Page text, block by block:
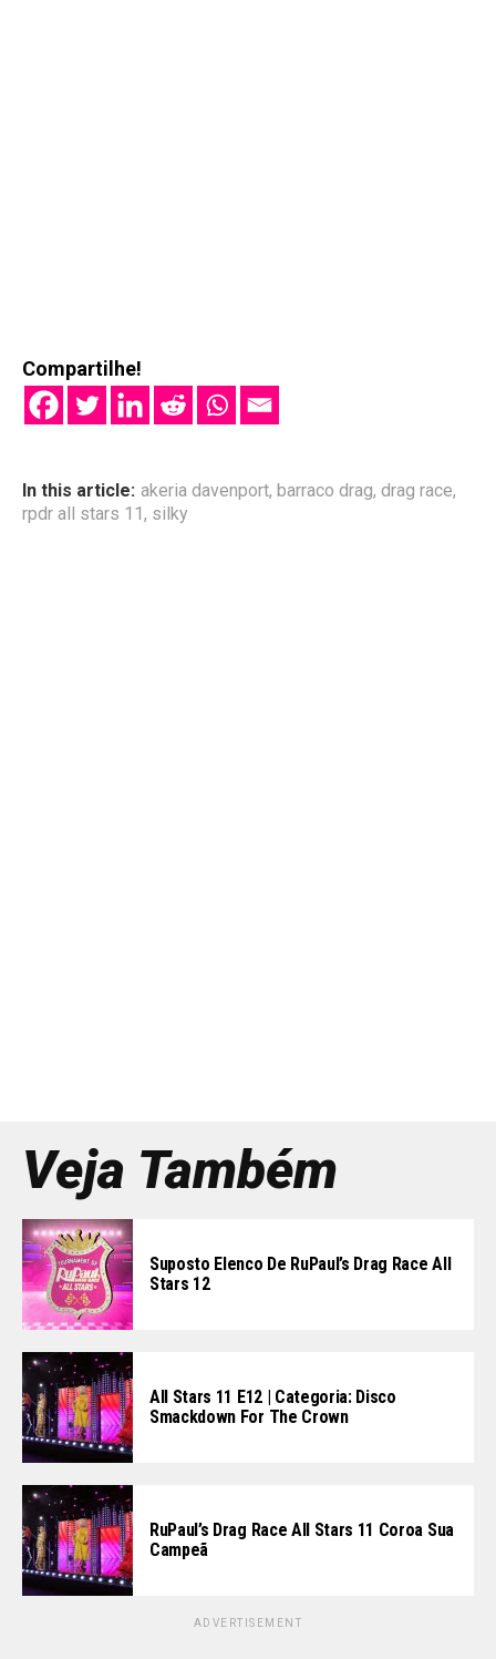
Compartilhe!
In this article: akeria davenport, barraco drag, drag race,
rpdr all stars 11 , silky
Veja Também
Suposto Elenco De RuPaul’s Drag Race All
Stars 12
All Stars 11 E12 | Categoria: Disco
Smackdown For The Crown
RuPaul’s Drag Race All Stars 11 Coroa Sua
Campeã
ADVERTISEMENT